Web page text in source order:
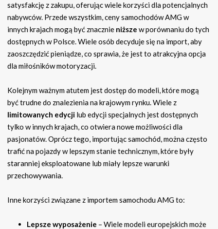
satysfakcję z zakupu, oferując wiele korzyści dla potencjalnych
nabywców. Przede wszystkim, ceny samochodów AMG w
innych krajach mogą być znacznie niższe w porównaniu do tych
dostępnych w Polsce. Wiele osób decyduje się na import, aby
zaoszczędzić pieniądze, co sprawia, że jest to atrakcyjna opcja
dla miłośników motoryzacji.
Kolejnym ważnym atutem jest dostęp do modeli, które mogą
być trudne do znalezienia na krajowym rynku. Wiele z
limitowanych edycji lub edycji specjalnych jest dostępnych
tylko w innych krajach, co otwiera nowe możliwości dla
pasjonatów. Oprócz tego, importując samochód, można często
trafić na pojazdy w lepszym stanie technicznym, które były
staranniej eksploatowane lub miały lepsze warunki
przechowywania.
Inne korzyści związane z importem samochodu AMG to:
Lepsze wyposażenie – Wiele modeli europejskich może